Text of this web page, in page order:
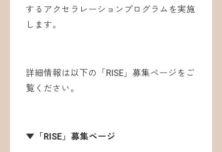
するアクセラレーションプログラムを実施
します。
詳細情報は以下の「RISE」募集ページをご
覧ください。
▼「RISE」募集ページ